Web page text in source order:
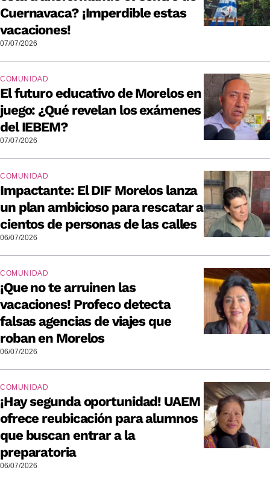
Cuernavaca? ¡Imperdible estas
vacaciones!
07/07/2026
COMUNIDAD
El futuro educativo de Morelos en
juego: ¿Qué revelan los exámenes
del IEBEM?
07/07/2026
COMUNIDAD
Impactante: El DIF Morelos lanza
un plan ambicioso para rescatar a
cientos de personas de las calles
06/07/2026
COMUNIDAD
¡Que no te arruinen las
vacaciones! Profeco detecta
falsas agencias de viajes que
roban en Morelos
06/07/2026
COMUNIDAD
¡Hay segunda oportunidad! UAEM
ofrece reubicación para alumnos
que buscan entrar a la
preparatoria
06/07/2026